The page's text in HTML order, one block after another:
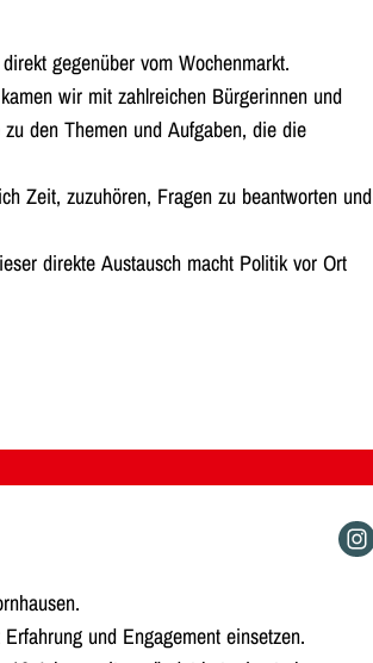
gegenüber vom Wochenmarkt.
wir mit zahlreichen Bürgerinnen und
den Themen und Aufgaben, die die
Zeit, zuzuhören, Fragen zu beantworten und
direkte Austausch macht Politik vor Ort
und Engagement einsetzen.